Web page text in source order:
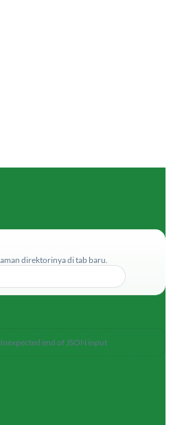
direktorinya di tab baru.
end of JSON input